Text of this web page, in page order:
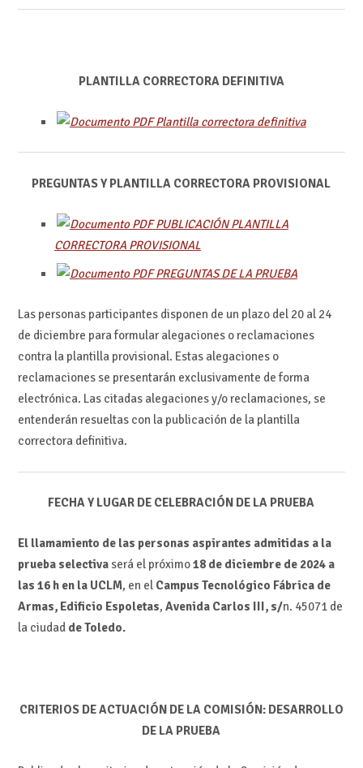
PLANTILLA CORRECTORA DEFINITIVA
Plantilla correctora definitiva
PREGUNTAS Y PLANTILLA CORRECTORA PROVISIONAL
PUBLICACIÓN PLANTILLA
CORRECTORA PROVISIONAL
PREGUNTAS DE LA PRUEBA
Las personas participantes disponen de un plazo del 20 al 24
de diciembre para formular alegaciones o reclamaciones
contra la plantilla provisional. Estas alegaciones o
reclamaciones se presentarán exclusivamente de forma
electrónica. Las citadas alegaciones y/o reclamaciones, se
entenderán resueltas con la publicación de la plantilla
correctora definitiva.
FECHA Y LUGAR DE CELEBRACIÓN DE LA PRUEBA
El llamamiento de las personas aspirantes admitidas a la
prueba selectiva será el próximo18 de diciembre de 2024 a
las 16 h en la UCLM, en el Campus Tecnológico Fábrica de
Armas, Edificio Espoletas, Avenida Carlos III, s/n. 45071 de
la ciudad de Toledo.
CRITERIOS DE ACTUACIÓN DE LA COMISIÓN: DESARROLLO
DE LA PRUEBA